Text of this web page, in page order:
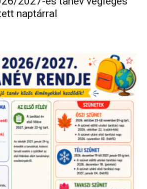
naptárral